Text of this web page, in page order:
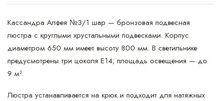
Кассандра Алфея №3/1 шар — бронзовая подвесная
люстра с круглыми хрустальными подвесками. Корпус
диаметром 650 мм имеет высоту 800 мм. В светильнике
предусмотрены три цоколя Е14; площадь освещения — до
9 м².
Люстра устанавливается на крюк и подходит для натяжных